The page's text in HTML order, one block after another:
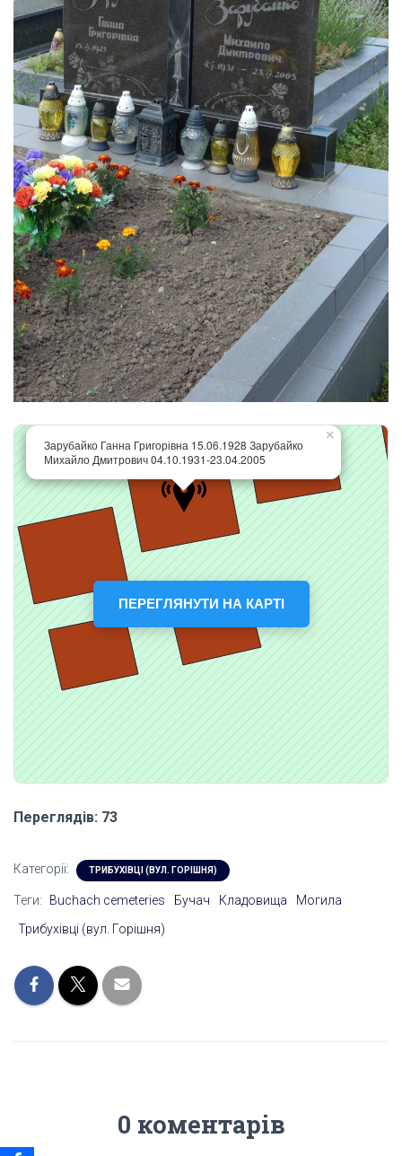
ПЕРЕГЛЯНУТИ НА КАРТІ
Переглядів: 73
Категорії: ТРИБУХІВЦІ (ВУЛ. ГОРІШНЯ)
Теги: Buchach cemeteries Бучач Кладовища
Могила
Трибухівці (вул. Горішня)
0 коментарів